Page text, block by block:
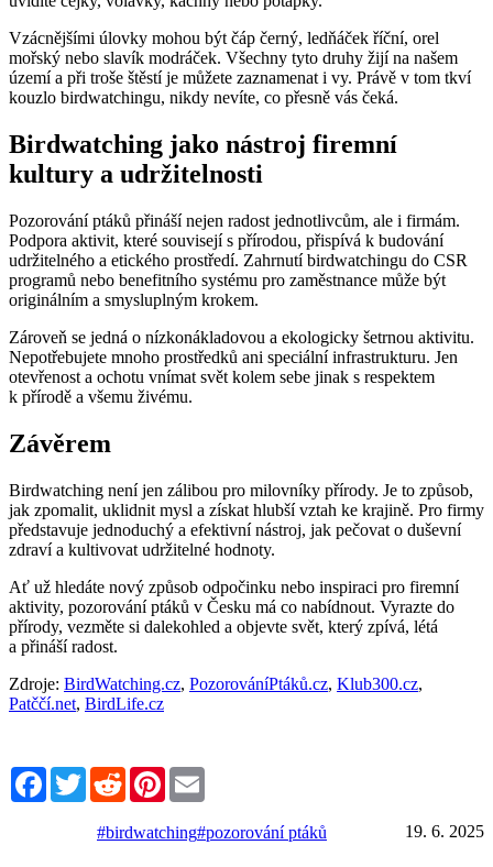
Vzácnějšími úlovky mohou být čáp černý, ledňáček říční, orel
mořský nebo slavík modráček. Všechny tyto druhy žijí na našem
území a při troše štěstí je můžete zaznamenat i vy. Právě v tom tkví
kouzlo birdwatchingu, nikdy nevíte, co přesně vás čeká.
Birdwatching jako nástroj firemní
kultury a udržitelnosti
Pozorování ptáků přináší nejen radost jednotlivcům, ale i firmám.
Podpora aktivit, které souvisejí s přírodou, přispívá k budování
udržitelného a etického prostředí. Zahrnutí birdwatchingu do CSR
programů nebo benefitního systému pro zaměstnance může být
originálním a smysluplným krokem.
Zároveň se jedná o nízkonákladovou a ekologicky šetrnou aktivitu.
Nepotřebujete mnoho prostředků ani speciální infrastrukturu. Jen
otevřenost a ochotu vnímat svět kolem sebe jinak s respektem
k přírodě a všemu živému.
Závěrem
Birdwatching není jen zálibou pro milovníky přírody. Je to způsob,
jak zpomalit, uklidnit mysl a získat hlubší vztah ke krajině. Pro firmy
představuje jednoduchý a efektivní nástroj, jak pečovat o duševní
zdraví a kultivovat udržitelné hodnoty.
Ať už hledáte nový způsob odpočinku nebo inspiraci pro firemní
aktivity, pozorování ptáků v Česku má co nabídnout. Vyrazte do
přírody, vezměte si dalekohled a objevte svět, který zpívá, létá
a přináší radost.
Zdroje: BirdWatching.cz, PozorováníPtáků.cz, Klub300.cz,
Patččí.net, BirdLife.cz
FacebookTwitterRedditPinterest
19. 6. 2025
#birdwatching#pozorování ptáků